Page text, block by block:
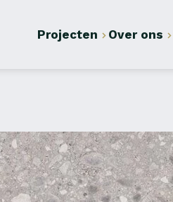
Projecten Over ons